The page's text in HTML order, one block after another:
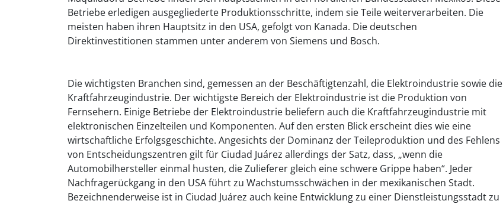
Betriebe erledigen ausgegliederte Produktionsschritte, indem sie Teile weiterverarbeiten. Die
meisten haben ihren Hauptsitz in den USA, gefolgt von Kanada. Die deutschen
Direktinvestitionen stammen unter anderem von Siemens und Bosch.
Die wichtigsten Branchen sind, gemessen an der Beschäftigtenzahl, die Elektroindustrie sowie die
Kraftfahrzeugindustrie. Der wichtigste Bereich der Elektroindustrie ist die Produktion von
Fernsehern. Einige Betriebe der Elektroindustrie beliefern auch die Kraftfahrzeugindustrie mit
elektronischen Einzelteilen und Komponenten. Auf den ersten Blick erscheint dies wie eine
wirtschaftliche Erfolgsgeschichte. Angesichts der Dominanz der Teileproduktion und des Fehlens
von Entscheidungszentren gilt für Ciudad Juárez allerdings der Satz, dass, „wenn die
Automobilhersteller einmal husten, die Zulieferer gleich eine schwere Grippe haben“. Jeder
Nachfragerückgang in den USA führt zu Wachstumsschwächen in der mexikanischen Stadt.
Bezeichnenderweise ist in Ciudad Juárez auch keine Entwicklung zu einer Dienstleistungsstadt zu